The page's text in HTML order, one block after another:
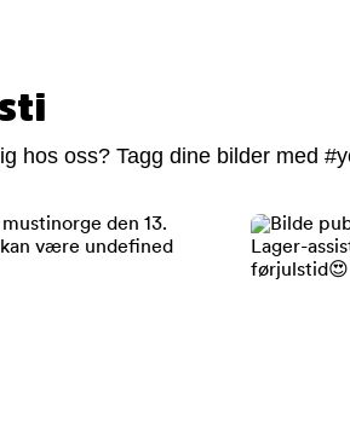
hos oss? Tagg dine bilder med